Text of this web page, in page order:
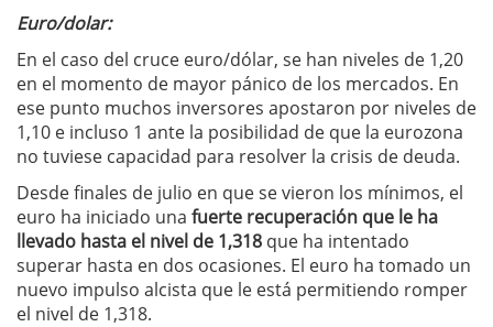
Euro/dolar:
En el caso del cruce euro/dólar, se han niveles de 1,20
en el momento de mayor pánico de los mercados. En
ese punto muchos inversores apostaron por niveles de
1,10 e incluso 1 ante la posibilidad de que la eurozona
no tuviese capacidad para resolver la crisis de deuda.
Desde finales de julio en que se vieron los mínimos, el
euro ha iniciado una fuerte recuperación que le ha
llevado hasta el nivel de 1,318 que ha intentado
superar hasta en dos ocasiones. El euro ha tomado un
nuevo impulso alcista que le está permitiendo romper
el nivel de 1,318.